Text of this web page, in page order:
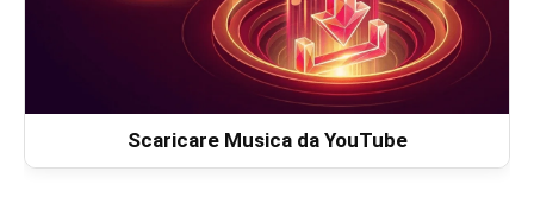
Scaricare Musica da YouTube